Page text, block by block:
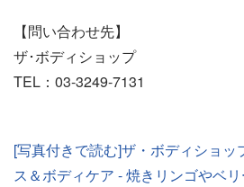
【問い合わせ先】
ザ･ボディショップ
TEL：03-3249-7131
[写真付きで読む]ザ・ボディショ
ス＆ボディケア - 焼きリンゴやベリ